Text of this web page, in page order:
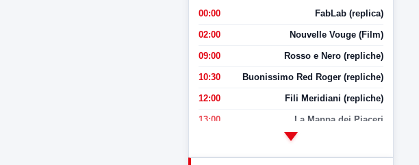
00:00 FabLab (replica)
02:00 Nouvelle Vouge (Film)
09:00 Rosso e Nero (repliche)
10:30 Buonissimo Red Roger (repliche)
12:00 Fili Meridiani (repliche)
13:00 La Mappa dei Piaceri